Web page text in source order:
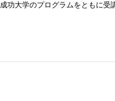
成功大学のプログラムをともに受